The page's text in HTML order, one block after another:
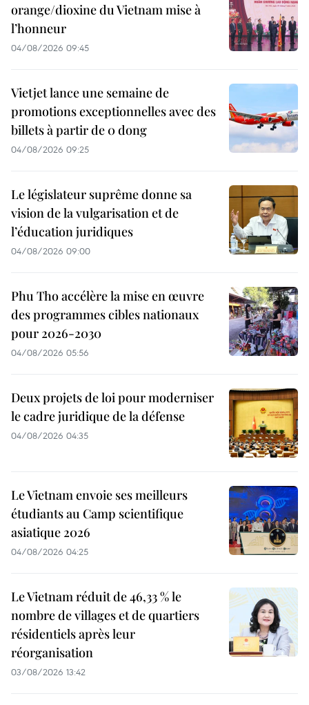
orange/dioxine du Vietnam mise à
l’honneur
04/08/2026 09:45
Vietjet lance une semaine de
promotions exceptionnelles avec des
billets à partir de 0 dong
04/08/2026 09:25
Le législateur suprême donne sa
vision de la vulgarisation et de
l’éducation juridiques
04/08/2026 09:00
Phu Tho accélère la mise en œuvre
des programmes cibles nationaux
pour 2026-2030
04/08/2026 05:56
Deux projets de loi pour moderniser
le cadre juridique de la défense
04/08/2026 04:35
Le Vietnam envoie ses meilleurs
étudiants au Camp scientifique
asiatique 2026
04/08/2026 04:25
Le Vietnam réduit de 46,33 % le
nombre de villages et de quartiers
résidentiels après leur
réorganisation
03/08/2026 13:42